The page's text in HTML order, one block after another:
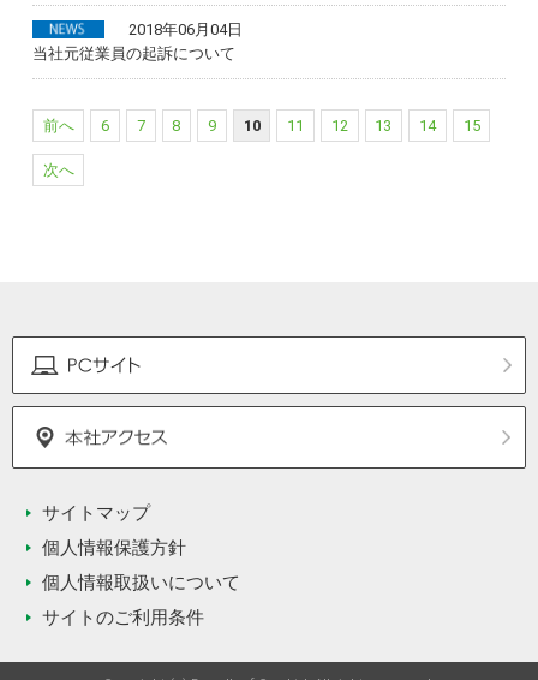
2018年06月04日
当社元従業員の起訴について
前へ 6 7 8 9 10 11 12 13 14 15
次へ
サイトマップ
個人情報保護方針
個人情報取扱いについて
サイトのご利用条件